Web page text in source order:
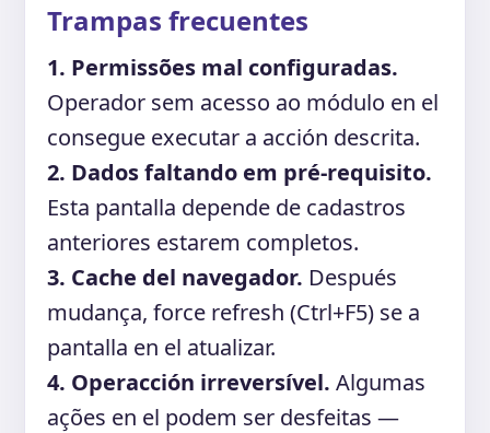
Trampas frecuentes
1. Permissões mal configuradas.
Operador sem acesso ao módulo en el
consegue executar a acción descrita.
2. Dados faltando em pré-requisito.
Esta pantalla depende de cadastros
anteriores estarem completos.
3. Cache del navegador. Después
mudança, force refresh (Ctrl+F5) se a
pantalla en el atualizar.
4. Operacción irreversível. Algumas
ações en el podem ser desfeitas —